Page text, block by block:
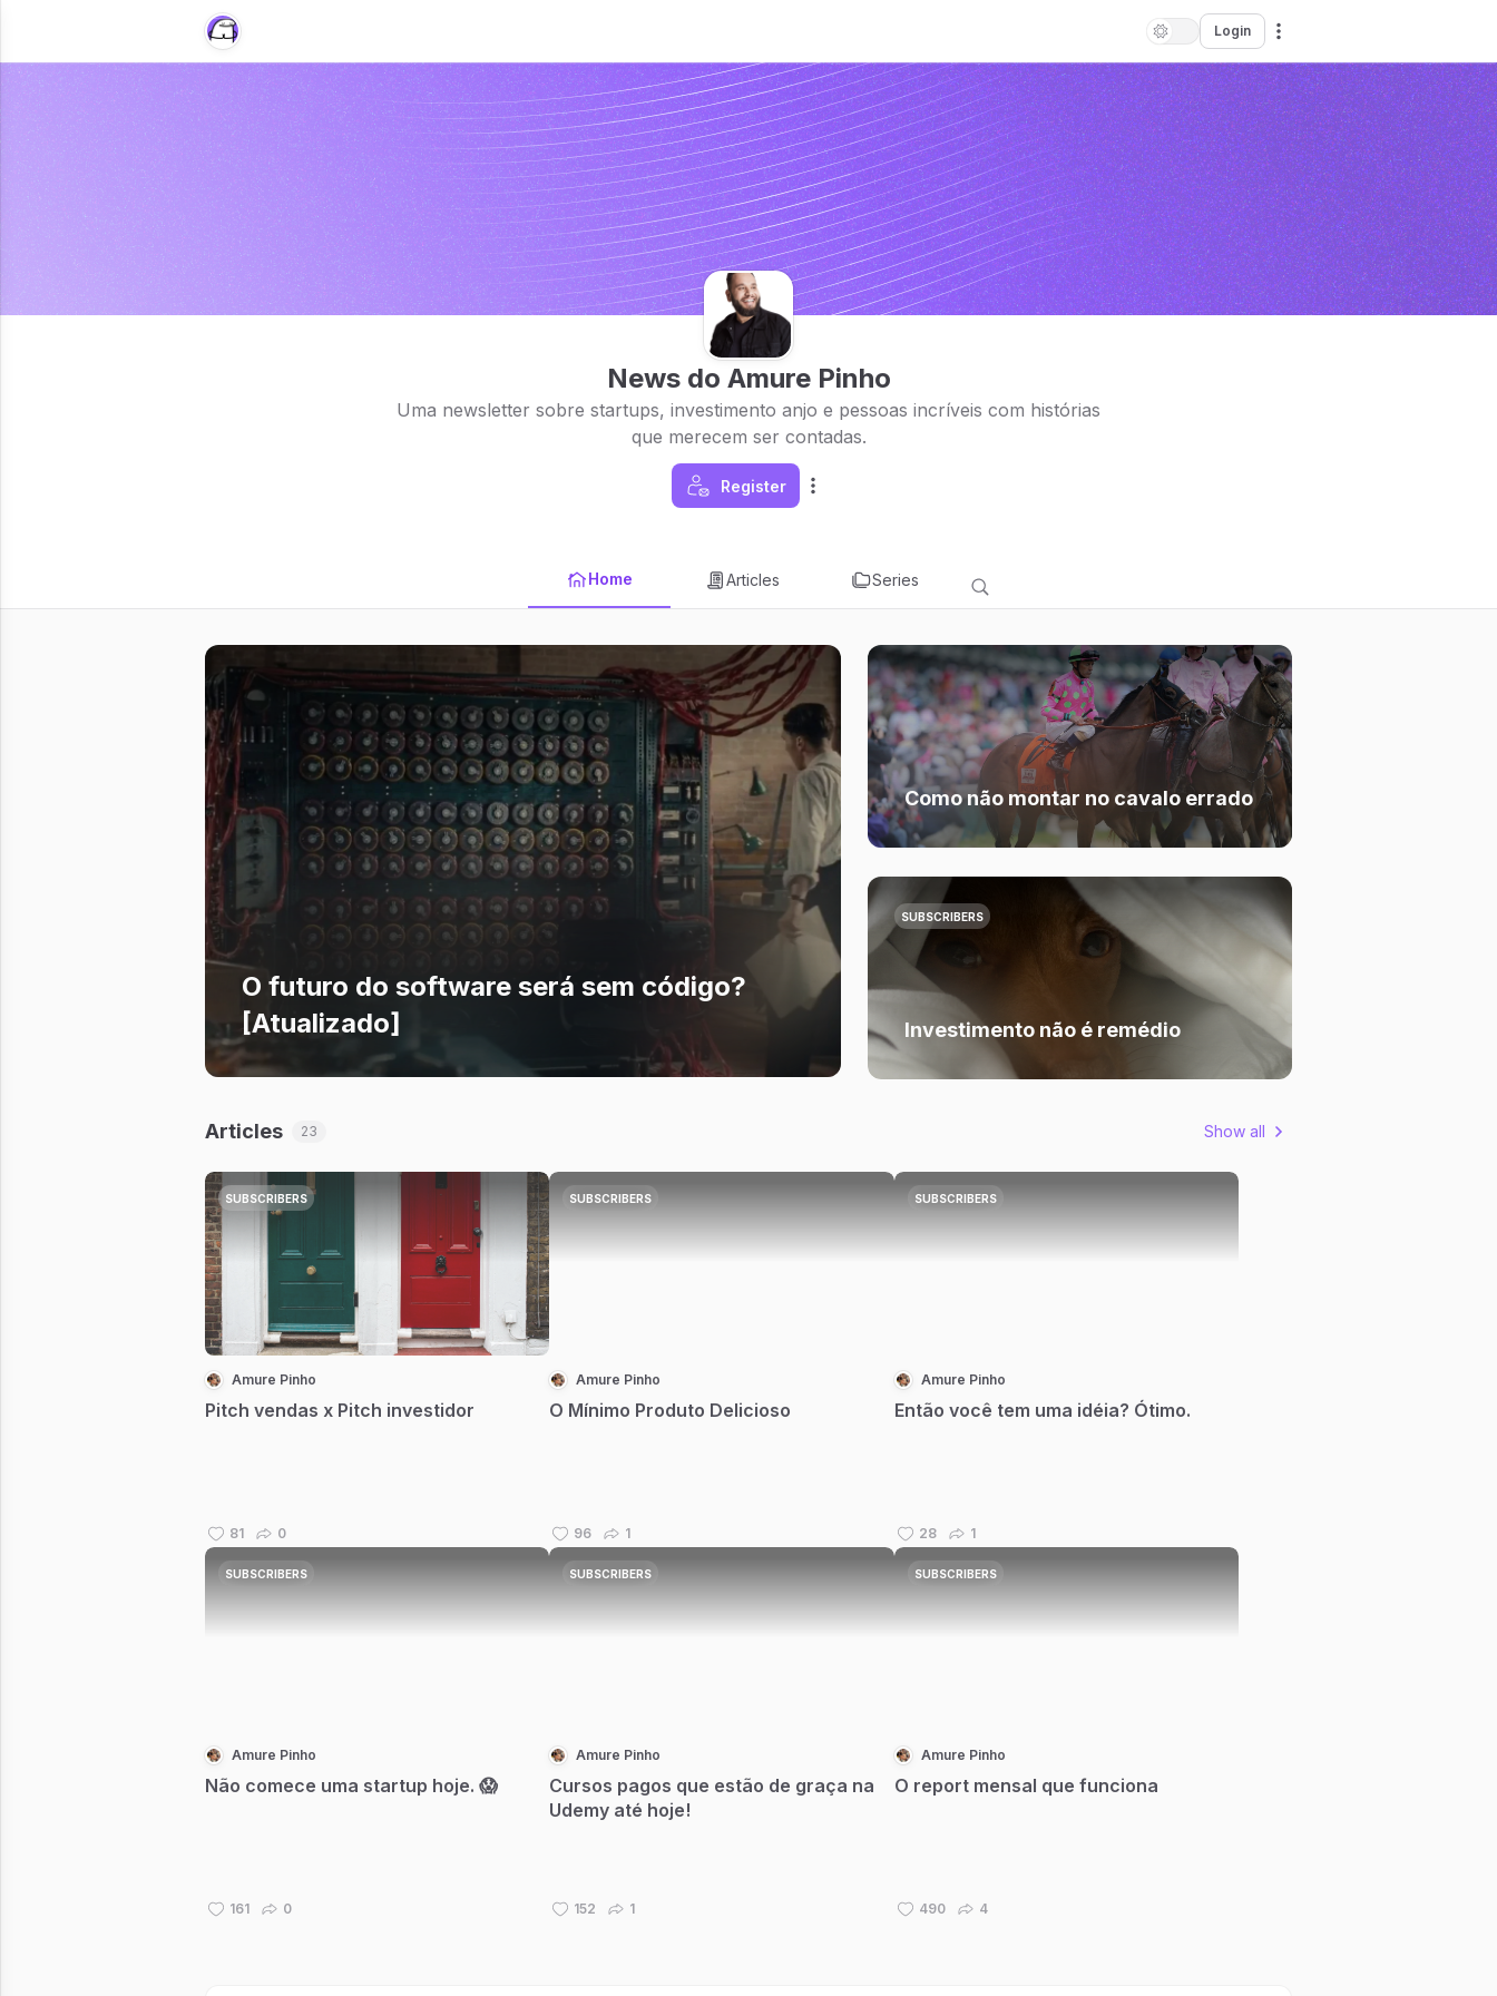
Login
News do Amure Pinho
Uma newsletter sobre startups, investimento anjo e pessoas incríveis com histórias
que merecem ser contadas.
Register
Home Articles Series
O futuro do software será sem código?
[Atualizado]
Como não montar no cavalo errado
Investimento não é remédio
SUBSCRIBERS
Articles 23 Show all
SUBSCRIBERS
Amure Pinho
Pitch vendas x Pitch investidor
81 0
SUBSCRIBERS
Amure Pinho
O Mínimo Produto Delicioso
96 1
SUBSCRIBERS
Amure Pinho
Então você tem uma idéia? Ótimo.
28 1
SUBSCRIBERS
Amure Pinho
Não comece uma startup hoje. 😱⁣
161 0
SUBSCRIBERS
Amure Pinho
Cursos pagos que estão de graça na
Udemy até hoje!
152 1
SUBSCRIBERS
Amure Pinho
O report mensal que funciona
490 4